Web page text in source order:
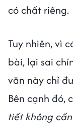
có chất riêng.
Tuy nhiên, vì
bài, lại sai
văn này chỉ
Bên cạnh đó,
tiết không